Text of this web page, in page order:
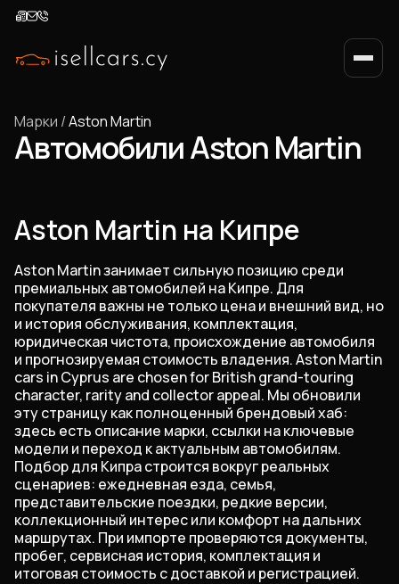
Марки /Aston Martin
Автомобили Aston Martin
Aston Martin на Кипре
Aston Martin занимает сильную позицию среди
премиальных автомобилей на Кипре. Для
покупателя важны не только цена и внешний вид, но
и история обслуживания, комплектация,
юридическая чистота, происхождение автомобиля
и прогнозируемая стоимость владения. Aston Martin
cars in Cyprus are chosen for British grand-touring
character, rarity and collector appeal. Мы обновили
эту страницу как полноценный брендовый хаб:
здесь есть описание марки, ссылки на ключевые
модели и переход к актуальным автомобилям.
Подбор для Кипра строится вокруг реальных
сценариев: ежедневная езда, семья,
представительские поездки, редкие версии,
коллекционный интерес или комфорт на дальних
маршрутах. При импорте проверяются документы,
пробег, сервисная история, комплектация и
итоговая стоимость с доставкой и регистрацией.